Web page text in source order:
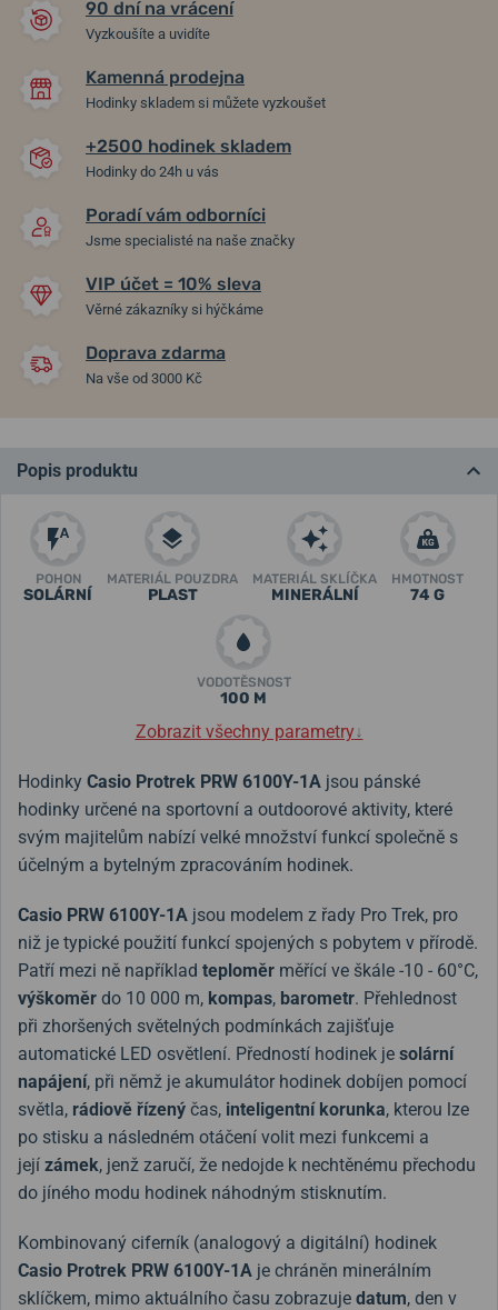
Casio G-Shock GW-
M5610U-1ER
Skladem
3 490 Kč
Casio Protrek PRW-6600YB-
90 dní na vrácení
Vyzkoušíte a uvidíte
Kamenná prodejna
Hodinky skladem si můžete vyzkoušet
+2500 hodinek skladem
Hodinky do 24h u vás
Poradí vám odborníci
Jsme specialisté na naše značky
VIP účet = 10% sleva
Věrné zákazníky si hýčkáme
Doprava zdarma
Na vše od 3000 Kč
Popis produktu
POHON
SOLÁRNÍ
MATERIÁL POUZDRA
PLAST
MATERIÁL SKLÍČKA
MINERÁLNÍ
HMOTNOST
74 G
VODOTĚSNOST
100 M
Zobrazit všechny parametry↓
Hodinky Casio Protrek PRW 6100Y-1A jsou pánské
hodinky určené na sportovní a outdoorové aktivity, které
svým majitelům nabízí velké množství funkcí společně s
účelným a bytelným zpracováním hodinek.
Casio PRW 6100Y-1A jsou modelem z řady Pro Trek, pro
niž je typické použití funkcí spojených s pobytem v přírodě.
Patří mezi ně například teploměr měřící ve škále -10 - 60°C,
výškoměr do 10 000 m, kompas, barometr. Přehlednost
při zhoršených světelných podmínkách zajišťuje
automatické LED osvětlení. Předností hodinek je solární
napájení, při němž je akumulátor hodinek dobíjen pomocí
světla, rádiově řízený čas, inteligentní korunka, kterou lze
po stisku a následném otáčení volit mezi funkcemi a
její zámek, jenž zaručí, že nedojde k nechtěnému přechodu
do jíného modu hodinek náhodným stisknutím.
Kombinovaný ciferník (analogový a digitální) hodinek
Casio Protrek PRW 6100Y-1A je chráněn minerálním
sklíčkem, mimo aktuálního času zobrazuje datum, den v